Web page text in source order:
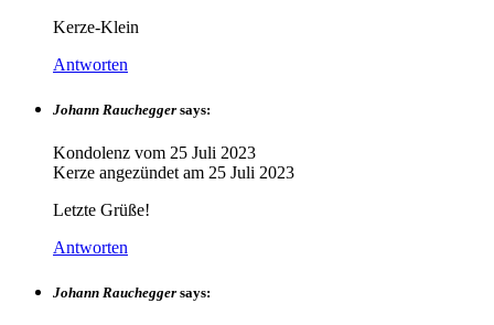
Kerze-Klein
Antworten
Johann Rauchegger says:
Kondolenz vom 25 Juli 2023
Kerze angezündet am 25 Juli 2023
Letzte Grüße!
Antworten
Johann Rauchegger says: